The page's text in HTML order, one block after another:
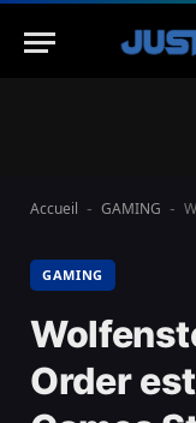
Accueil - GAMING -
GAMING
Order